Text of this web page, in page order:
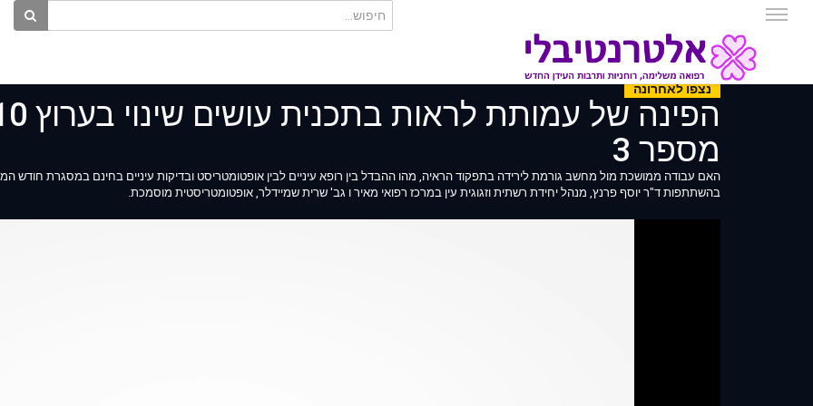
נצפו לאחרונה
מספר 3
בהשתתפות ד"ר יוסף פרנץ, מנהל יחידת רשתית וזגוגית עין במרכז רפואי מאיר ו גב' שרית שמיידלר, אופטומטריסטית מוסמכת.